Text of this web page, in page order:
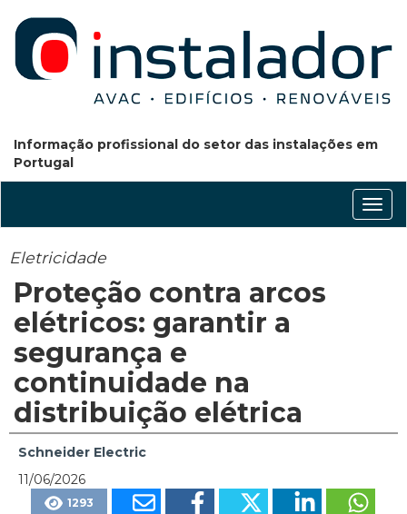
Informação profissional do setor das instalações em
Portugal
Eletricidade
Proteção contra arcos
elétricos: garantir a
segurança e
continuidade na
distribuição elétrica
Schneider Electric
11/06/2026
1293